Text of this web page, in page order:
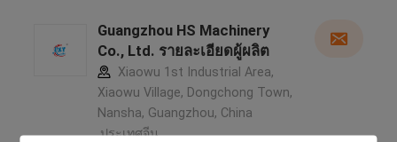
Guangzhou HS Machinery
Co., Ltd. รายละเอียดผู้ผลิต
Xiaowu 1st Industrial Area,
Xiaowu Village, Dongchong Town,
Nansha, Guangzhou, China
,ประเทศจีน